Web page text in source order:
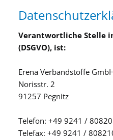
Nachfüllsets KFZ
Betriebliche Sicherheit
Betriebsfüllungen
Erste-Hilfe Koffer
Zusätzliche Sicherheit
Verantwortliche Stelle
(DSGVO), ist:
Erena Verbandstoffe
Norisstr. 2
91257 Pegnitz
Telefon: +49 9241 / 80820
Telefax: +49 9241 /